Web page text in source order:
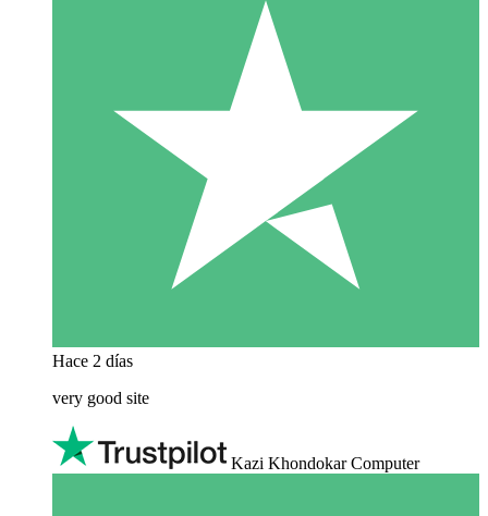
Hace 2 días
very good site
Kazi Khondokar Computer